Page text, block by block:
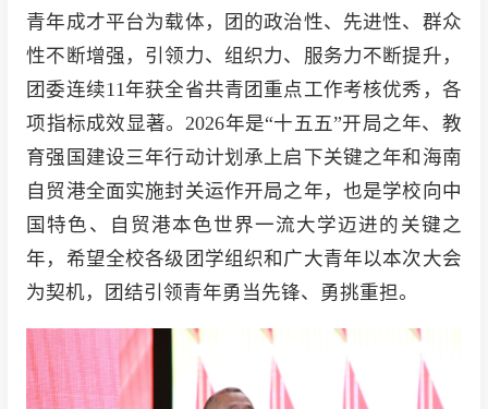
青年成才平台为载体，团的政治性、先进性、群众
性不断增强，引领力、组织力、服务力不断提升，
团委连续11年获全省共青团重点工作考核优秀，各
项指标成效显著。2026年是“十五五”开局之年、教
育强国建设三年行动计划承上启下关键之年和海南
自贸港全面实施封关运作开局之年，也是学校向中
国特色、自贸港本色世界一流大学迈进的关键之
年，希望全校各级团学组织和广大青年以本次大会
为契机，团结引领青年勇当先锋、勇挑重担。